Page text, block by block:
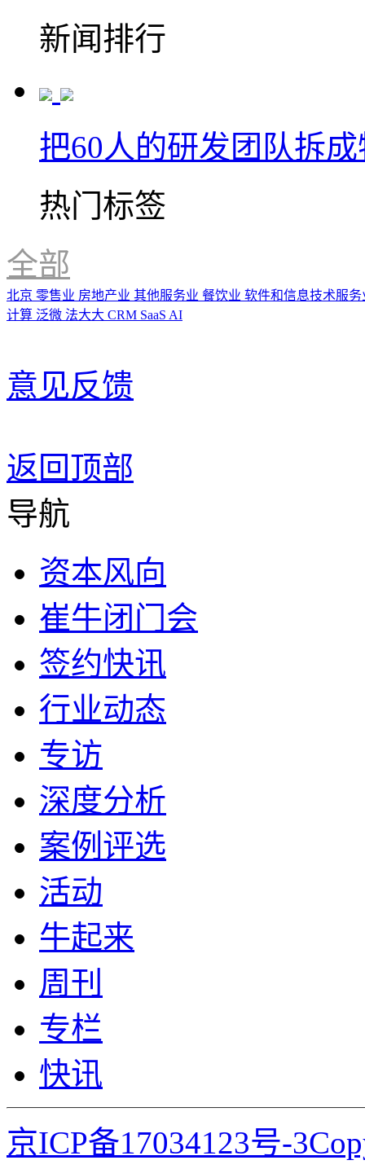
新闻排行
把60人的研发团队拆
热门标签
全部
北京 零售业 房地产业 其他服务业 餐饮业 软件和信息技术服
计算 泛微 法大大 CRM SaaS AI
意见反馈
返回顶部
导航
资本风向
崔牛闭门会
签约快讯
行业动态
专访
深度分析
案例评选
活动
牛起来
周刊
专栏
快讯
京ICP备17034123号-